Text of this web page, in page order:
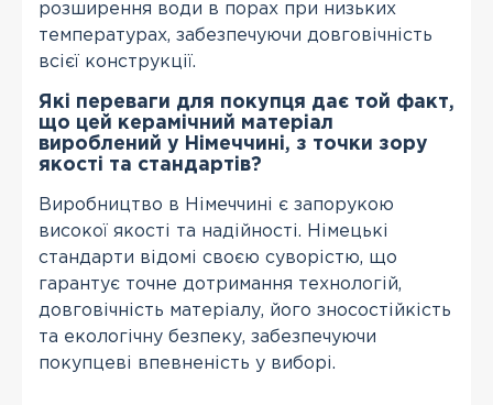
розширення води в порах при низьких
температурах, забезпечуючи довговічність
всієї конструкції.
Які переваги для покупця дає той факт,
що цей керамічний матеріал
вироблений у Німеччині, з точки зору
якості та стандартів?
Виробництво в Німеччині є запорукою
високої якості та надійності. Німецькі
стандарти відомі своєю суворістю, що
гарантує точне дотримання технологій,
довговічність матеріалу, його зносостійкість
та екологічну безпеку, забезпечуючи
покупцеві впевненість у виборі.